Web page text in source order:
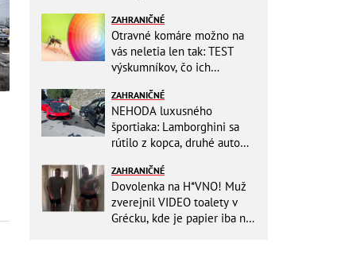
výbuchy
ZAHRANIČNÉ
Otravné komáre možno na
vás neletia len tak: TEST
výskumníkov, čo ich
ZAHRANIČNÉ
NEHODA luxusného
športiaka: Lamborghini sa
rútilo z kopca, druhé auto
horšie
ZAHRANIČNÉ
Dovolenka na H*VNO! Muž
zverejnil VIDEO toalety v
Grécku, kde je papier iba na